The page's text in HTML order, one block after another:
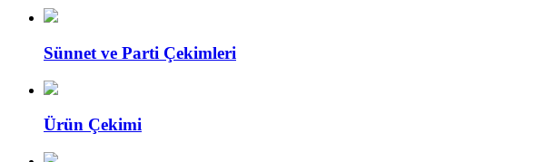
Sünnet ve Parti Çekimleri
Ürün Çekimi